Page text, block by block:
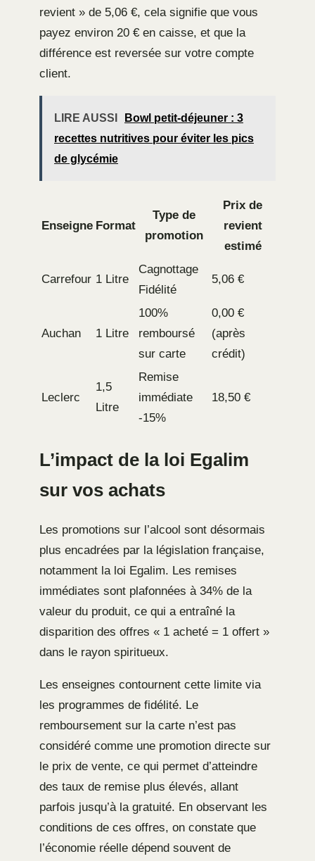
revient » de 5,06 €, cela signifie que vous
payez environ 20 € en caisse, et que la
différence est reversée sur votre compte
client.
LIRE AUSSI
Bowl petit-déjeuner : 3
recettes nutritives pour éviter les pics
de glycémie
Enseigne Format
Type de
promotion
Prix de
revient
estimé
Carrefour 1 Litre
Cagnottage
Fidélité
5,06 €
Auchan 1 Litre
100%
remboursé
sur carte
0,00 €
(après
crédit)
Leclerc
1,5
Litre
Remise
immédiate
-15%
18,50 €
L’impact de la loi Egalim
sur vos achats
Les promotions sur l’alcool sont désormais
plus encadrées par la législation française,
notamment la loi Egalim. Les remises
immédiates sont plafonnées à 34% de la
valeur du produit, ce qui a entraîné la
disparition des offres « 1 acheté = 1 offert »
dans le rayon spiritueux.
Les enseignes contournent cette limite via
les programmes de fidélité. Le
remboursement sur la carte n’est pas
considéré comme une promotion directe sur
le prix de vente, ce qui permet d’atteindre
des taux de remise plus élevés, allant
parfois jusqu’à la gratuité. En observant les
conditions de ces offres, on constate que
l’économie réelle dépend souvent de